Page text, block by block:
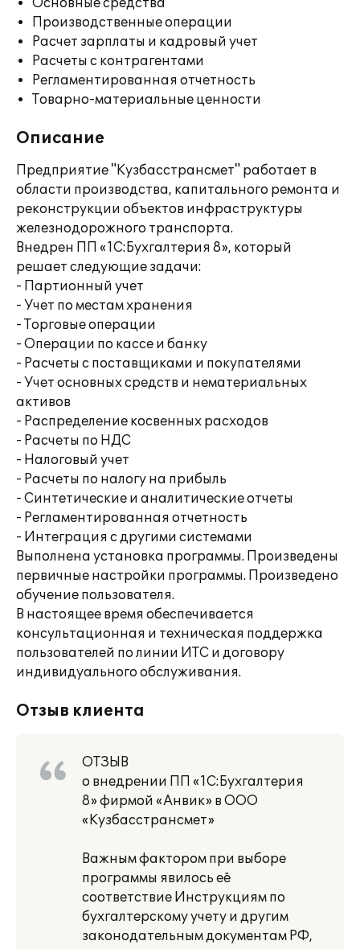
Основные средства
Производственные операции
Расчет зарплаты и кадровый учет
Расчеты с контрагентами
Регламентированная отчетность
Товарно-материальные ценности
Описание
Предприятие "Кузбасстрансмет" работает в
области производства, капитального ремонта и
реконструкции объектов инфраструктуры
железнодорожного транспорта.
Внедрен ПП «1С:Бухгалтерия 8», который
решает следующие задачи:
- Партионный учет
- Учет по местам хранения
- Торговые операции
- Операции по кассе и банку
- Расчеты с поставщиками и покупателями
- Учет основных средств и нематериальных
активов
- Распределение косвенных расходов
- Расчеты по НДС
- Налоговый учет
- Расчеты по налогу на прибыль
- Синтетические и аналитические отчеты
- Регламентированная отчетность
- Интеграция с другими системами
Выполнена установка программы. Произведены
первичные настройки программы. Произведено
обучение пользователя.
В настоящее время обеспечивается
консультационная и техническая поддержка
пользователей по линии ИТС и договору
индивидуального обслуживания.
Отзыв клиента
ОТЗЫВ
о внедрении ПП «1С:Бухгалтерия
8» фирмой «Анвик» в ООО
«Кузбасстрансмет»
Важным фактором при выборе
программы явилось её
соответствие Инструкциям по
бухгалтерскому учету и другим
законодательным документам РФ,